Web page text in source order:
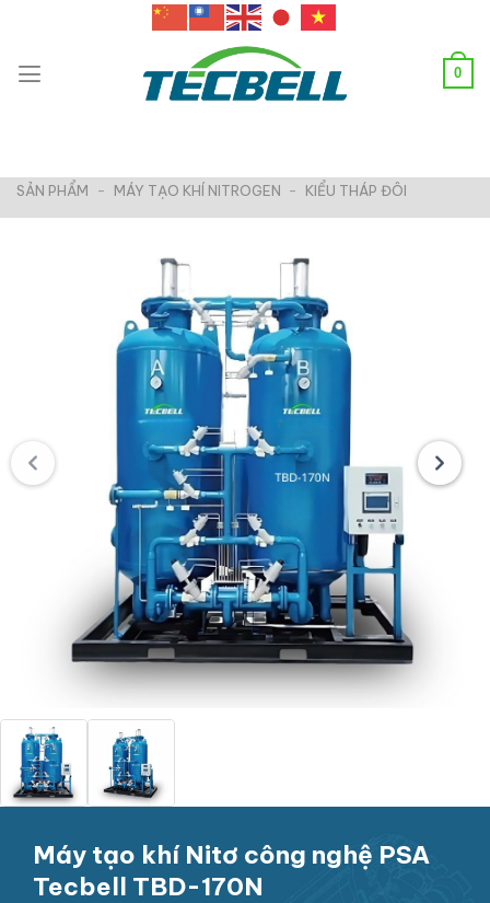
nội
0
SẢN PHẨM - MÁY TẠO KHÍ NITROGEN - KIỂU THÁP ĐÔI
Máy tạo khí Nitơ công nghệ PSA
Tecbell TBD-170N